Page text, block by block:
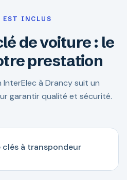
EST INCLUS
de voiture : le
prestation
à Drancy suit un
garantir qualité et sécurité.
à transpondeur